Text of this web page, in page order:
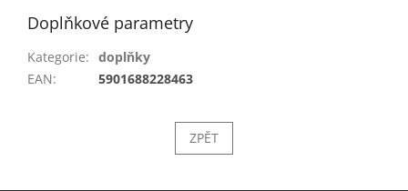
Doplňkové parametry
Kategorie: doplňky
EAN: 5901688228463
ZPĚT